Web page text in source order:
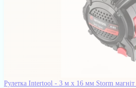
Рулетка Intertool - 3 м x 16 мм Storm магніт